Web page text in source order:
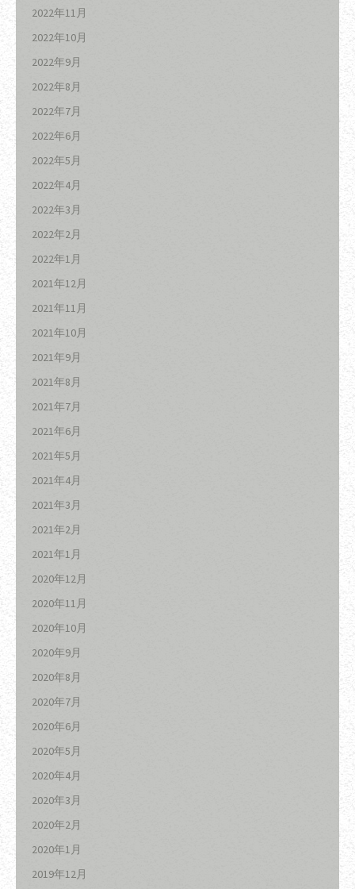
2022年11月
2022年10月
2022年9月
2022年8月
2022年7月
2022年6月
2022年5月
2022年4月
2022年3月
2022年2月
2022年1月
2021年12月
2021年11月
2021年10月
2021年9月
2021年8月
2021年7月
2021年6月
2021年5月
2021年4月
2021年3月
2021年2月
2021年1月
2020年12月
2020年11月
2020年10月
2020年9月
2020年8月
2020年7月
2020年6月
2020年5月
2020年4月
2020年3月
2020年2月
2020年1月
2019年12月